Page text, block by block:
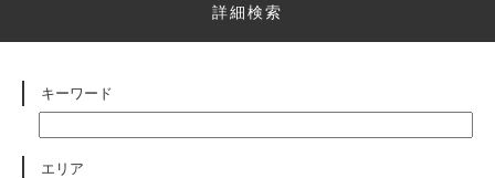
詳細検索
キーワード
エリア